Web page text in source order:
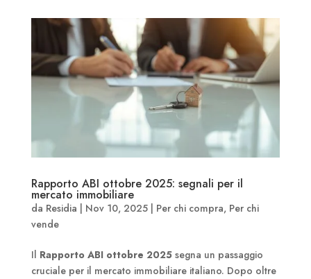
Rapporto ABI ottobre 2025: segnali per il
mercato immobiliare
da Residia Nov 10, 2025| Per chi compra, Per chi
vende
Il Rapporto ABI ottobre 2025segna un passaggio
cruciale per il mercato immobiliare italiano. Dopo oltre